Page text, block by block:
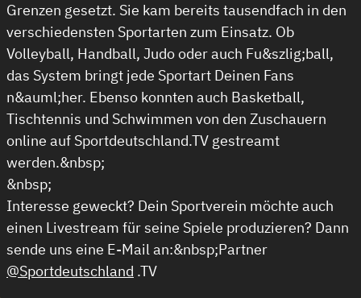
Grenzen gesetzt. Sie kam bereits tausendfach in den
verschiedensten Sportarten zum Einsatz. Ob
Volleyball, Handball, Judo oder auch Fu&szlig;ball,
das System bringt jede Sportart Deinen Fans
n&auml;her. Ebenso konnten auch Basketball,
Tischtennis und Schwimmen von den Zuschauern
online auf Sportdeutschland.TV gestreamt
werden.&nbsp;
&nbsp;
Interesse geweckt? Dein Sportverein möchte auch
einen Livestream für seine Spiele produzieren? Dann
sende uns eine E-Mail an:&nbsp;Partner
@Sportdeutschland .TV